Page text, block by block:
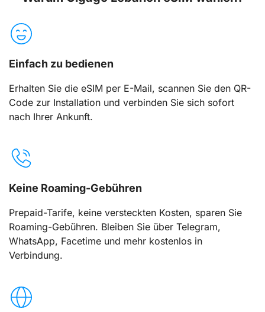
Einfach zu bedienen
Erhalten Sie die eSIM per E-Mail, scannen Sie den QR-
Code zur Installation und verbinden Sie sich sofort
nach Ihrer Ankunft.
Keine Roaming-Gebühren
Prepaid-Tarife, keine versteckten Kosten, sparen Sie
Roaming-Gebühren. Bleiben Sie über Telegram,
WhatsApp, Facetime und mehr kostenlos in
Verbindung.